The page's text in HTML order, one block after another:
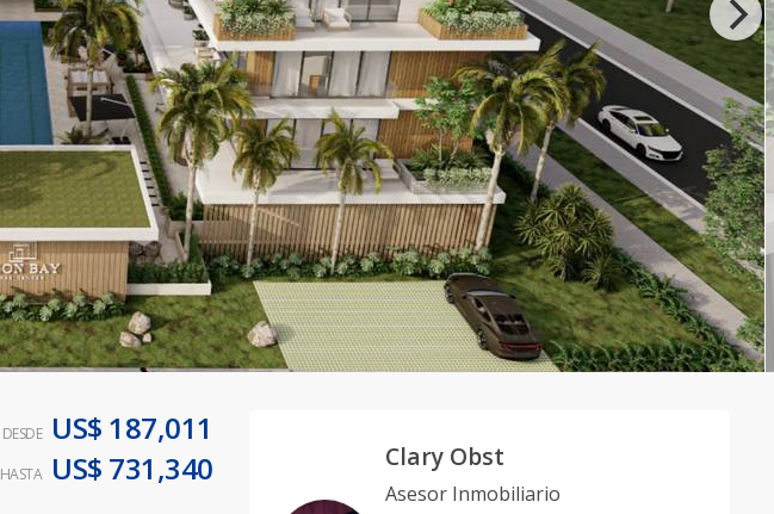
DESDE US$ 187,011
HASTA US$ 731,340 Clary Obst
Asesor Inmobiliario